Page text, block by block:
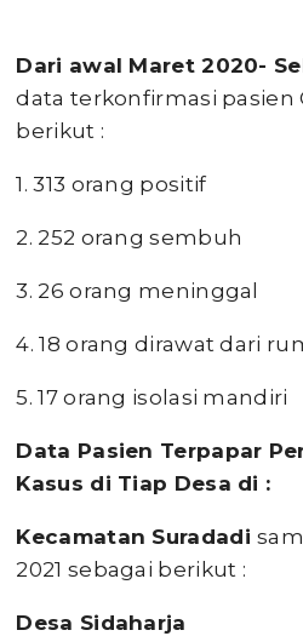
Dari awal Maret 2020-
data terkonfirmasi pasien
berikut :
1. 313 orang positif
2. 252 orang sembuh
3. 26 orang meninggal
4. 18 orang dirawat dari
5. 17 orang isolasi mandiri
Data Pasien Terpapar
Kasus di Tiap Desa di :
Kecamatan Suradadi
2021 sebagai berikut :
Desa Sidaharja